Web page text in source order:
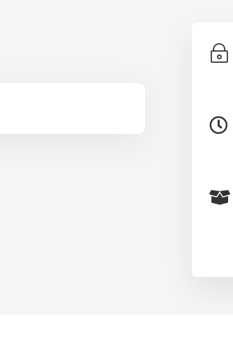
~

